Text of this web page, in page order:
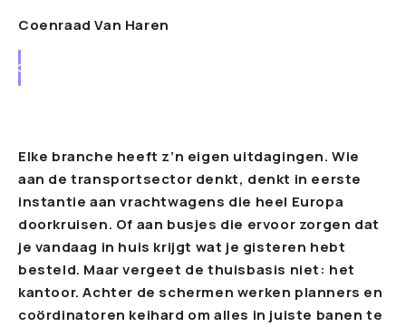
Coenraad Van Haren
Elke branche heeft z’n eigen uitdagingen. Wie
aan de transportsector denkt, denkt in eerste
instantie aan vrachtwagens die heel Europa
doorkruisen. Of aan busjes die ervoor zorgen dat
je vandaag in huis krijgt wat je gisteren hebt
besteld. Maar vergeet de thuisbasis niet: het
kantoor. Achter de schermen werken planners en
coördinatoren keihard om alles in juiste banen te